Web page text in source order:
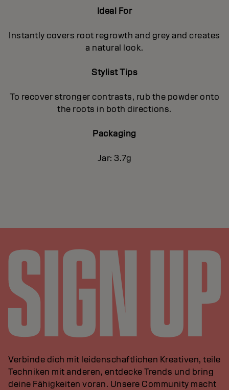
Ideal For
Instantly covers root regrowth and grey and creates
a natural look.
Stylist Tips
To recover stronger contrasts, rub the powder onto
the roots in both directions.
Packaging
Jar: 3.7g
Verbinde dich mit leidenschaftlichen Kreativen, teile
Techniken mit anderen, entdecke Trends und bring
deine Fähigkeiten voran. Unsere Community macht